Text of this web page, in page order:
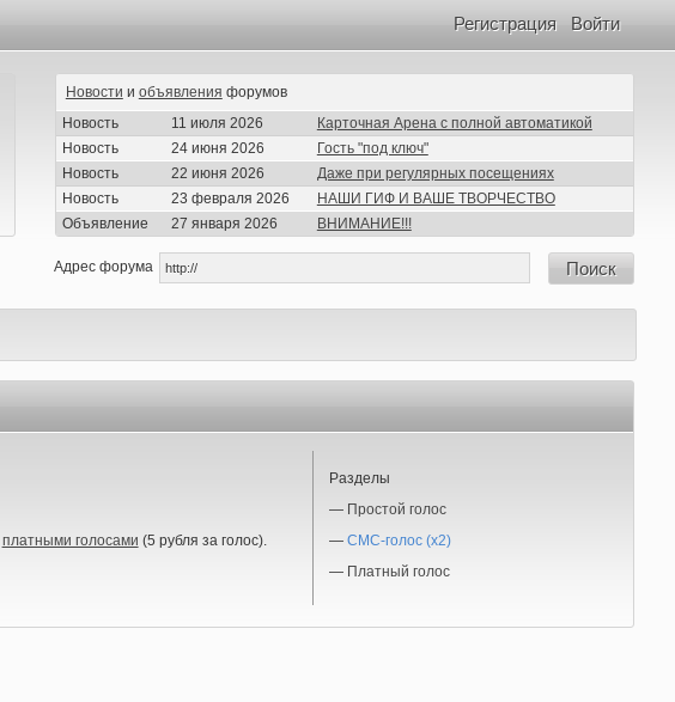
Войти
Регистрация
Новости и объявления форумов
Новость
11 июля 2026
Карточная Арена с полной автоматикой
Новость
24 июня 2026
Гость "под ключ"
Новость
22 июня 2026
Даже при регулярных посещениях
Новость
23 февраля 2026
НАШИ ГИФ И ВАШЕ ТВОРЧЕСТВО
Объявление
27 января 2026 ВНИМАНИЕ!!!
Адрес форума Поиск
платными голосами (5 рубля за голос).
Разделы
— Простой голос
— СМС-голос (x2)
— Платный голос